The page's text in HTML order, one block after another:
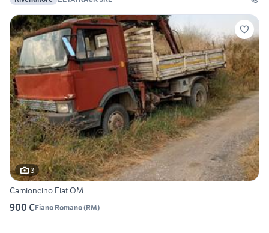
3
Camioncino Fiat OM
900 €Fiano Romano(RM)